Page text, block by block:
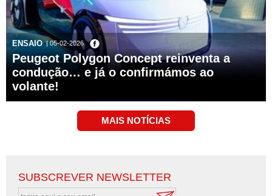
ENSAIO | 05-02-2026
Peugeot Polygon Concept reinventa a
condução… e já o confirmámos ao
volante!
SUBSCREVER NEWSLETTER